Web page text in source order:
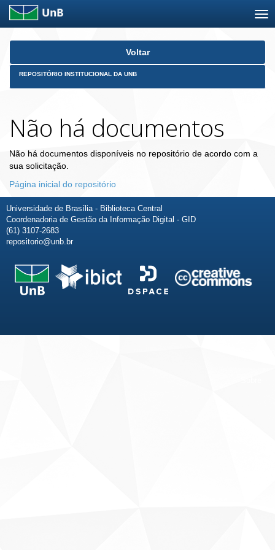
Skip
Voltar
REPOSITÓRIO INSTITUCIONAL DA UNB
Não há documentos
Não há documentos disponíveis no repositório de acordo com a
sua solicitação.
Página inicial do repositório
Universidade de Brasília - Biblioteca Central
Coordenadoria de Gestão da Informação Digital - GID
(61) 3107-2683
repositorio@unb.br